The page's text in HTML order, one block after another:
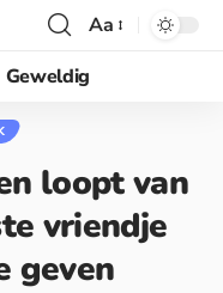
Aa
Geweldig
loopt van
vriendje
geven